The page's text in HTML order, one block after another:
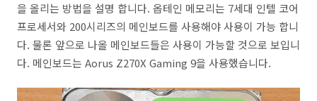
을 올리는 방법을 설명 합니다. 옵테인 메모리는 7세대 인텔 코어
프로세서와 200시리즈의 메인보드를 사용해야 사용이 가능 합니
다. 물론 앞으로 나올 메인보드들은 사용이 가능할 것으로 보입니
다. 메인보드는 Aorus Z270X Gaming 9을 사용했습니다.